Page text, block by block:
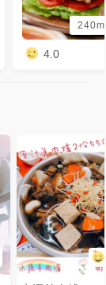
240m
4.0